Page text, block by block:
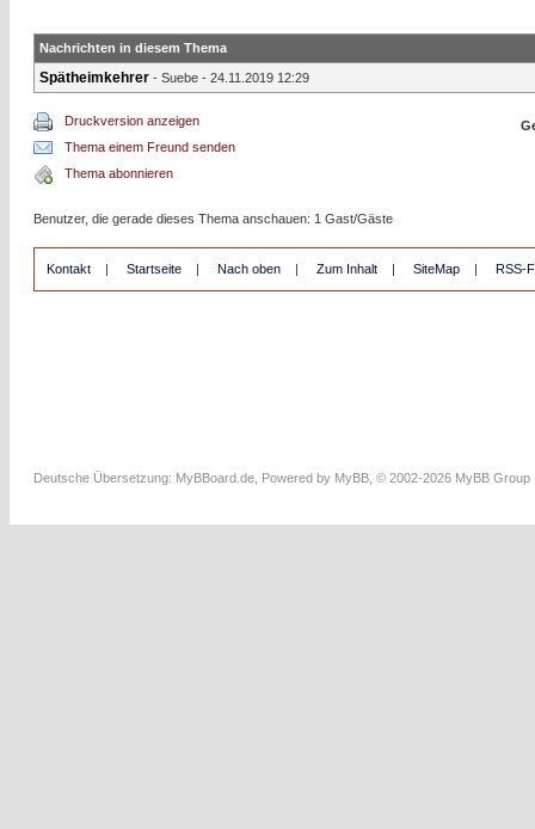
Nachrichten in diesem Thema
Spätheimkehrer - Suebe - 24.11.2019 12:29
Druckversion anzeigen
Thema einem Freund senden
Thema abonnieren
Benutzer, die gerade dieses Thema anschauen: 1 Gast/Gäste
Kontakt | Startseite | Nach oben | Zum Inhalt | SiteMap | RSS-
Deutsche Übersetzung: MyBBoard.de , Powered by MyBB , © 2002-2026 MyBB Group